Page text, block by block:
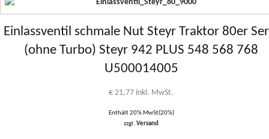
Einlassventil schmale Nut Steyr Traktor 80er
(ohne Turbo) Steyr 942 PLUS 548 568 768
U500014005
€ 21,77 inkl. MwSt.
Enthält 20% MwSt(20%)
zzgl.Versand